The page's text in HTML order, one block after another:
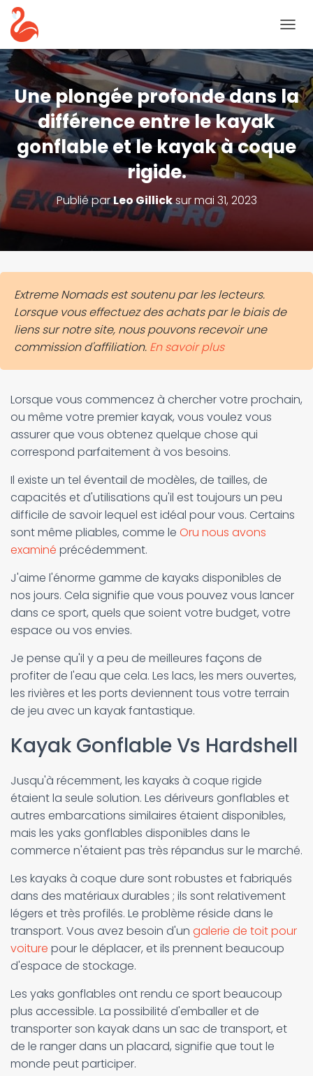
A
S
C
U
L
E
R
L
A
N
A
O
Une plongée profonde dans la
différence entre le kayak
gonflable et le kayak à coque
rigide.
Publié parLeo Gillicksurmai 31, 2023
Extreme Nomads est soutenu par les lecteurs.
Lorsque vous effectuez des achats par le biais de
liens sur notre site, nous pouvons recevoir une
commission d'affiliation. En savoir plus
Lorsque vous commencez à chercher votre prochain,
ou même votre premier kayak, vous voulez vous
assurer que vous obtenez quelque chose qui
correspond parfaitement à vos besoins.
Il existe un tel éventail de modèles, de tailles, de
capacités et d'utilisations qu'il est toujours un peu
difficile de savoir lequel est idéal pour vous. Certains
sont même pliables, comme le Oru nous avons
examiné précédemment.
J'aime l'énorme gamme de kayaks disponibles de
nos jours. Cela signifie que vous pouvez vous lancer
dans ce sport, quels que soient votre budget, votre
espace ou vos envies.
Je pense qu'il y a peu de meilleures façons de
profiter de l'eau que cela. Les lacs, les mers ouvertes,
les rivières et les ports deviennent tous votre terrain
de jeu avec un kayak fantastique.
Kayak Gonflable Vs Hardshell
Jusqu'à récemment, les kayaks à coque rigide
étaient la seule solution. Les dériveurs gonflables et
autres embarcations similaires étaient disponibles,
mais les yaks gonflables disponibles dans le
commerce n'étaient pas très répandus sur le marché.
Les kayaks à coque dure sont robustes et fabriqués
dans des matériaux durables ; ils sont relativement
légers et très profilés. Le problème réside dans le
transport. Vous avez besoin d'un galerie de toit pour
voiture pour le déplacer, et ils prennent beaucoup
d'espace de stockage.
Les yaks gonflables ont rendu ce sport beaucoup
plus accessible. La possibilité d'emballer et de
transporter son kayak dans un sac de transport, et
de le ranger dans un placard, signifie que tout le
monde peut participer.